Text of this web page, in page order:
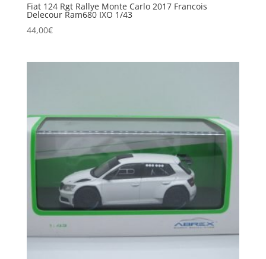
Fiat 124 Rgt Rallye Monte Carlo 2017 Francois
Delecour Ram680 IXO 1/43
44,00€